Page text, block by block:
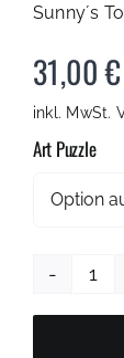
Sunny´s
31,00€
inkl. MwSt.
Art Puzzle
Art